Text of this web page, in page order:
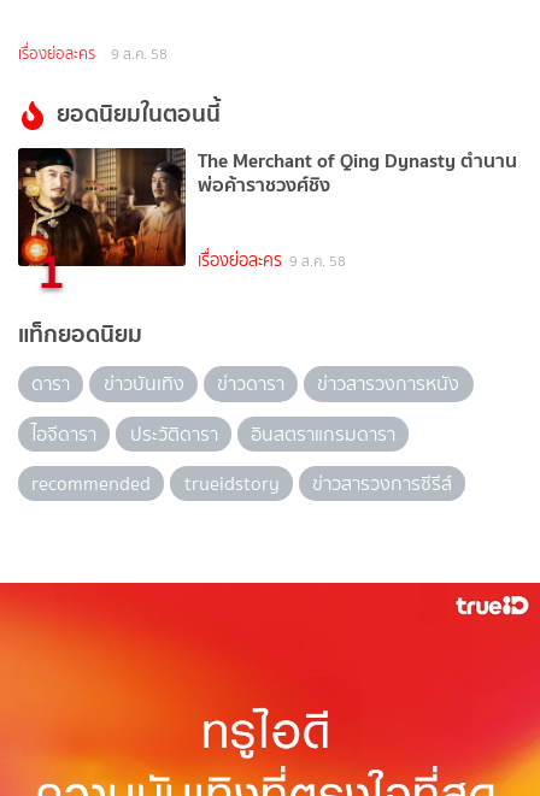
เรื่องย่อละคร 9 ส.ค. 58
ยอดนิยมในตอนนี้
1
The Merchant of Qing Dynasty ตำนาน
พ่อค้าราชวงศ์ชิง
เรื่องย่อละคร 9 ส.ค. 58
แท็กยอดนิยม
ดารา ข่าวบันเทิง ข่าวดารา
ข่าวสารวงการหนัง
ไอจีดารา
ประวัติดารา
อินสตราแกรมดารา
recommended
trueidstory ข่าวสารวงการซีรีส์